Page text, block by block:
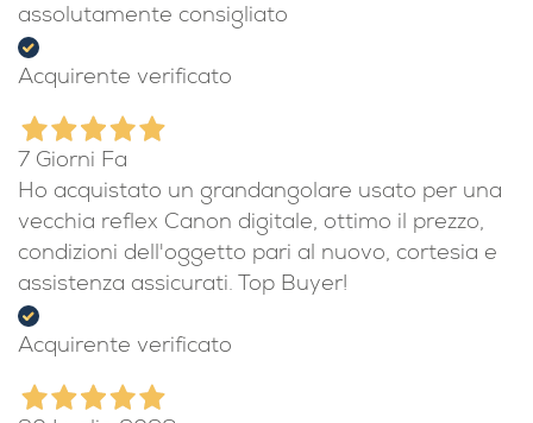
7 Giorni Fa
Servizio professionale e affidabile,
Acquirente verificato
7 Giorni Fa
Ho acquistato un grandangolare usato per una
vecchia reflex Canon digitale, ottimo il prezzo,
condizioni dell'oggetto pari al nuovo, cortesia e